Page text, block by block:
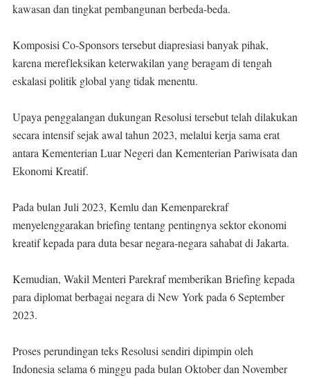
kawasan dan tingkat pembangunan berbeda-beda.
Komposisi Co-Sponsors tersebut diapresiasi banyak pihak,
karena merefleksikan keterwakilan yang beragam di tengah
eskalasi politik global yang tidak menentu.
Upaya penggalangan dukungan Resolusi tersebut telah dilakukan
secara intensif sejak awal tahun 2023, melalui kerja sama erat
antara Kementerian Luar Negeri dan Kementerian Pariwisata dan
Ekonomi Kreatif.
Pada bulan Juli 2023, Kemlu dan Kemenparekraf
menyelenggarakan briefing tentang pentingnya sektor ekonomi
kreatif kepada para duta besar negara-negara sahabat di Jakarta.
Kemudian, Wakil Menteri Parekraf memberikan Briefing kepada
para diplomat berbagai negara di New York pada 6 September
2023.
Proses perundingan teks Resolusi sendiri dipimpin oleh
Indonesia selama 6 minggu pada bulan Oktober dan November